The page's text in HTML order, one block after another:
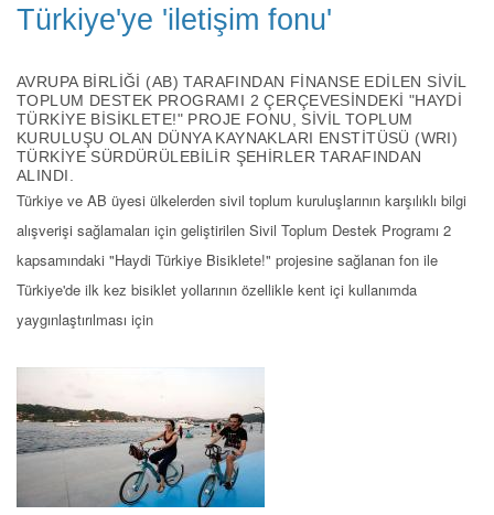
Türkiye'ye 'iletişim fonu'
AVRUPA BIRLIĞI (AB) TARAFINDAN FINANSE EDILEN SIVIL
TOPLUM DESTEK PROGRAMI 2 ÇERÇEVESINDEKI "HAYDI
TÜRKIYE BISIKLETE!" PROJE FONU, SIVIL TOPLUM
KURULUŞU OLAN DÜNYA KAYNAKLARI ENSTITÜSÜ (WRI)
TÜRKIYE SÜRDÜRÜLEBILIR ŞEHIRLER TARAFINDAN
ALINDI.
Türkiye ve AB üyesi ülkelerden sivil toplum kuruluşlarının karşılıklı bilgi
alışverişi sağlamaları için geliştirilen Sivil Toplum Destek Programı 2
kapsamındaki "Haydi Türkiye Bisiklete!" projesine sağlanan fon ile
Türkiye'de ilk kez bisiklet yollarının özellikle kent içi kullanımda
yaygınlaştırılması için